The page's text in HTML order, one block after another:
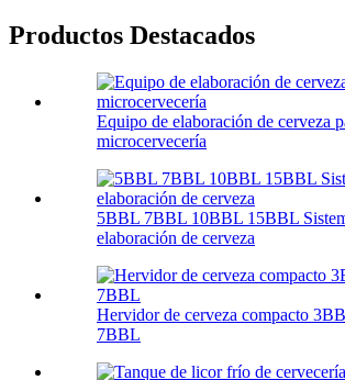
Productos Destacados
Equipo de elaboración de cerveza
microcervecería
5BBL 7BBL 10BBL 15BBL
elaboración de cerveza
Hervidor de cerveza compacto
7BBL